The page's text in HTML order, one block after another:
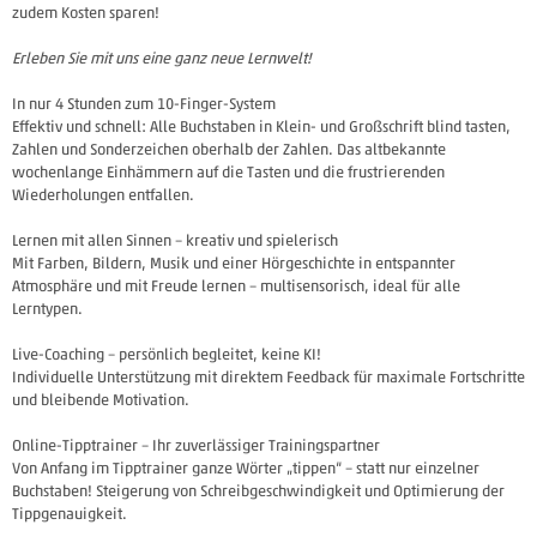
zudem Kosten sparen!
Erleben Sie mit uns eine ganz neue Lernwelt!
In nur 4 Stunden zum 10-Finger-System
Effektiv und schnell: Alle Buchstaben in Klein- und Großschrift blind tasten,
Zahlen und Sonderzeichen oberhalb der Zahlen. Das altbekannte
wochenlange Einhämmern auf die Tasten und die frustrierenden
Wiederholungen entfallen.
Lernen mit allen Sinnen – kreativ und spielerisch
Mit Farben, Bildern, Musik und einer Hörgeschichte in entspannter
Atmosphäre und mit Freude lernen – multisensorisch, ideal für alle
Lerntypen.
Live-Coaching – persönlich begleitet, keine KI!
Individuelle Unterstützung mit direktem Feedback für maximale Fortschritte
und bleibende Motivation.
Online-Tipptrainer – Ihr zuverlässiger Trainingspartner
Von Anfang im Tipptrainer ganze Wörter „tippen“ – statt nur einzelner
Buchstaben! Steigerung von Schreibgeschwindigkeit und Optimierung der
Tippgenauigkeit.